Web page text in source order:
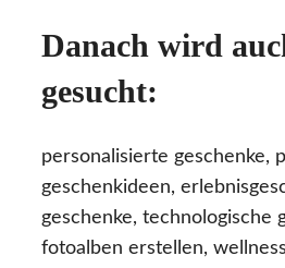
Danach wird
gesucht:
personalisierte geschenke,
geschenkideen,
geschenke, technologische
fotoalben erstellen,